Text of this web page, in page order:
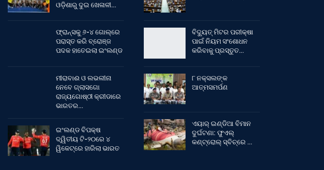
ଓଡ଼ିଶାରୁ ଦୁଇ ଖେଳାଳୀ…
ଫ୍ରାନ୍ସକୁ ୬-୪ ଗୋଲ୍‌ରେ
ପରାସ୍ତ କରି ବ୍ରୋଞ୍ଜ
ପଦକ ହାତେଇଲା ଇଂଲଣ୍ଡ
ମୀରାବାଈ ଓ ଲଭଲୀନା
ନେବେ ଗ୍ଲାସଗୋ
ରାଜ୍ୟଗୋଷ୍ଠୀ କ୍ରୀଡାରେ
ଭାରତର…
ଇଂଲଣ୍ଡ ବିପକ୍ଷ
ଦ୍ୱିତୀୟ ଟି-୨୦ରେ ୪
ୱିକେଟ୍‌ରେ ହାରିଲା ଭାରତ
ବିଦ୍ୟୁତ୍ ମିଟର ପରୀକ୍ଷା
ପାଇଁ ନିୟମ ସଂଶୋଧନ
କରିବାକୁ ପ୍ରସ୍ତୁତ…
୮ ନକ୍ସଲଙ୍କ
ଆତ୍ମସମର୍ପଣ
ଏୟାର୍ ଇଣ୍ଡିଆ ବିମାନ
ଦୁର୍ଘଟଣା: ଫୁଏଲ୍‌
କଣ୍ଟ୍ରୋଲ୍‌ ସ୍ବିଚ୍‌ରେ …